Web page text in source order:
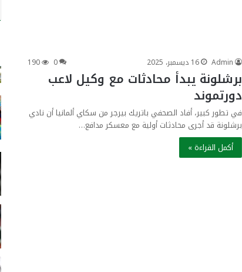
Admin 16 ديسمبر، 2025 0
190
برشلونة يبدأ محادثات مع وكيل لاعب
دورتموند
في تطور كبير، أفاد الصحفي باتريك بيرجر من سكاي ألمانيا أن نادي
برشلونة قد أجرى محادثات أولية مع معسكر مدافع…
أكمل القراءة »